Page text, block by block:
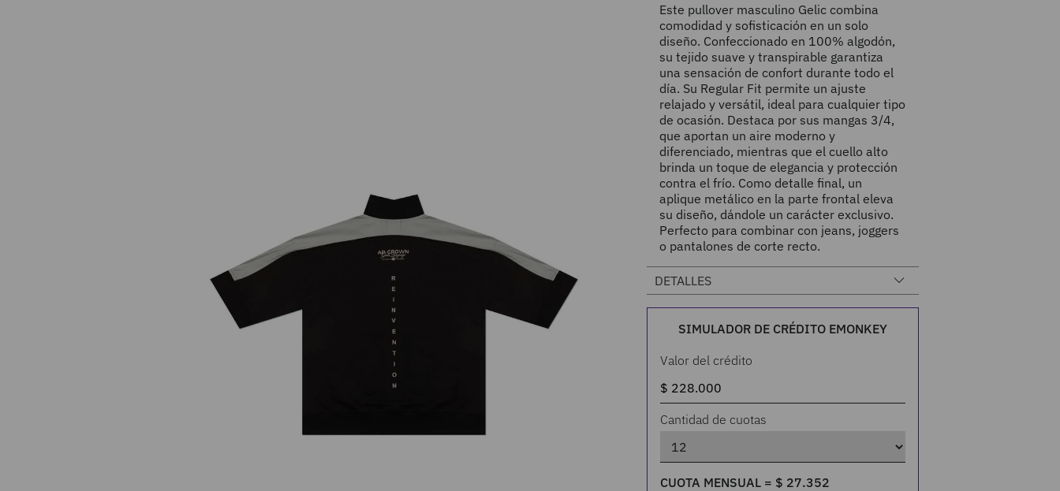
Este pullover masculino Gelic combina
comodidad y sofisticación en un solo
diseño. Confeccionado en 100% algodón,
su tejido suave y transpirable garantiza
una sensación de confort durante todo el
día. Su Regular Fit permite un ajuste
relajado y versátil, ideal para cualquier tipo
de ocasión. Destaca por sus mangas 3/4,
que aportan un aire moderno y
diferenciado, mientras que el cuello alto
brinda un toque de elegancia y protección
contra el frío. Como detalle final, un
aplique metálico en la parte frontal eleva
su diseño, dándole un carácter exclusivo.
Perfecto para combinar con jeans, joggers
o pantalones de corte recto.
DETALLES
SIMULADOR DE CRÉDITO EMONKEY
Valor del crédito
Cantidad de cuotas
CUOTA MENSUAL = $ 27.352